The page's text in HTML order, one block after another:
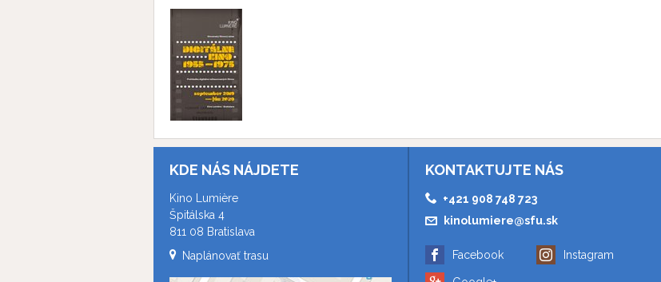
KDE NÁS NÁJDETE
Kino Lumière
Špitálska 4
811 08 Bratislava
Naplánovať trasu
KONTAKTUJTE NÁS
+421 908 748 723
kinolumiere@sfu.sk
Facebook Instagram